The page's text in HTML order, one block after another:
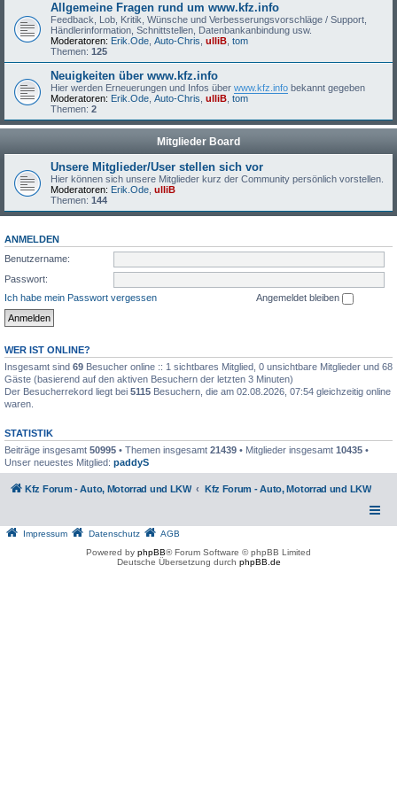
Allgemeine Fragen rund um www.kfz.info
Feedback, Lob, Kritik, Wünsche und Verbesserungsvorschläge / Support,
Händlerinformation, Schnittstellen, Datenbankanbindung usw.
Moderatoren: Erik.Ode Auto-Chris ulliB tom
Themen: 125
Neuigkeiten über www.kfz.info
Hier werden Erneuerungen und Infos über www.kfz.info bekannt gegeben
Moderatoren: Erik.Ode Auto-Chris ulliB tom
Themen: 2
Mitglieder Board
Unsere Mitglieder/User stellen sich vor
Hier können sich unsere Mitglieder kurz der Community persönlich vorstellen.
Moderatoren: Erik.Ode ulliB
Themen: 144
ANMELDEN
Benutzername:
Passwort:
Ich habe mein Passwort vergessen
Angemeldet bleiben
WER IST ONLINE?
Insgesamt sind 69 Besucher online :: 1 sichtbares Mitglied, 0 unsichtbare Mitglieder und 68
Gäste (basierend auf den aktiven Besuchern der letzten 3 Minuten)
Der Besucherrekord liegt bei 5115 Besuchern, die am 02.08.2026, 07:54 gleichzeitig online
waren.
STATISTIK
Beiträge insgesamt 50995 • Themen insgesamt 21439 • Mitglieder insgesamt 10435 •
Unser neuestes Mitglied: paddyS
Kfz Forum - Auto, Motorrad und LKW Kfz Forum - Auto, Motorrad und LKW
Impressum Datenschutz
AGB
Powered by phpBB® Forum Software © phpBB Limited
Deutsche Übersetzung durch phpBB.de